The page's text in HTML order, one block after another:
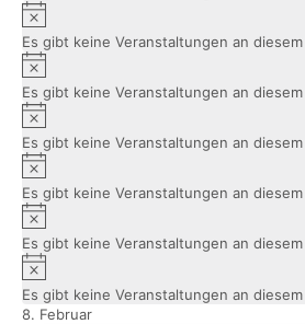
Es gibt keine Veranstaltungen an diesem
Es gibt keine Veranstaltungen an diesem
Es gibt keine Veranstaltungen an diesem
Es gibt keine Veranstaltungen an diesem
Es gibt keine Veranstaltungen an diesem
Es gibt keine Veranstaltungen an diesem
8. Februar